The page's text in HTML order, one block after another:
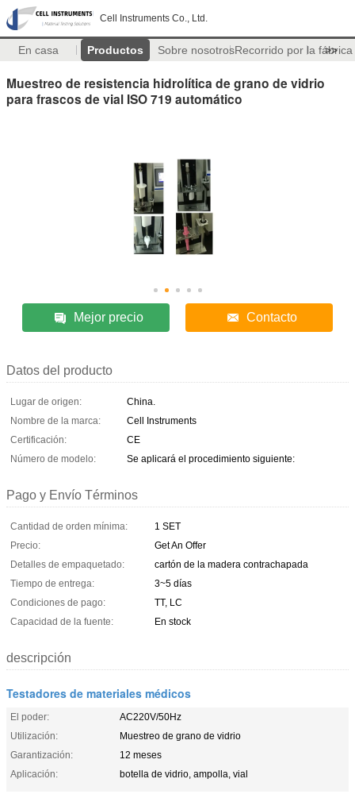
Cell Instruments Co., Ltd.
En casa Productos Sobre nosotrosRecorrido por la fábrica
>>
Muestreo de resistencia hidrolítica de grano de vidrio
para frascos de vial ISO 719 automático
Mejor precio Contacto
Datos del producto
Lugar de origen:
China.
Nombre de la marca:
Cell Instruments
Certificación:
CE
Número de modelo:
Se aplicará el procedimiento siguiente:
Pago y Envío Términos
Cantidad de orden mínima:
1 SET
Precio:
Get An Offer
Detalles de empaquetado:
cartón de la madera contrachapada
Tiempo de entrega:
3~5 días
Condiciones de pago:
TT, LC
Capacidad de la fuente:
En stock
descripción
Testadores de materiales médicos
El poder:
AC220V/50Hz
Utilización:
Muestreo de grano de vidrio
Garantización:
12 meses
Aplicación:
botella de vidrio, ampolla, vial